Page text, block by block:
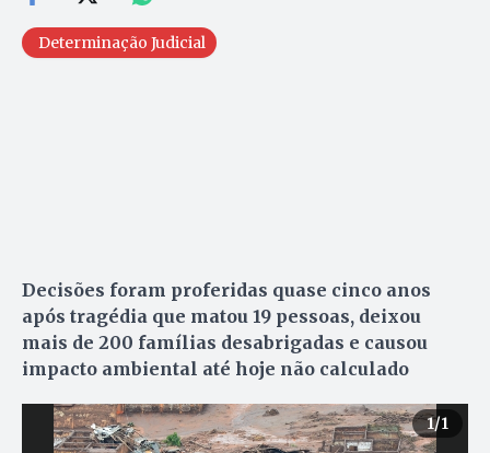
Determinação Judicial
Decisões foram proferidas quase cinco anos
após tragédia que matou 19 pessoas, deixou
mais de 200 famílias desabrigadas e causou
impacto ambiental até hoje não calculado
1/1